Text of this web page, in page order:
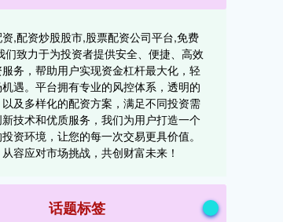
,配资炒股股市,股票配资公司平台,免费
们致力于为投资者提供安全、便捷、高效
务，帮助用户实现资金杠杆最大化，轻
遇。平台拥有专业的风控体系，透明的
及多样化的配资方案，满足不同投资需
技术和优质服务，我们为用户打造一个
资环境，让您的每一次交易更具价值。
容应对市场挑战，共创财富未来！
话题标签